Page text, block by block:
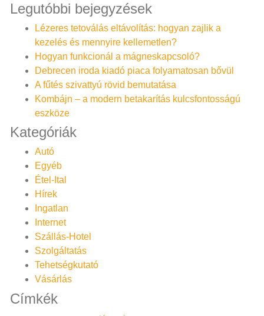
Legutóbbi bejegyzések
Lézeres tetoválás eltávolítás: hogyan zajlik a
kezelés és mennyire kellemetlen?
Hogyan funkcionál a mágneskapcsoló?
Debrecen iroda kiadó piaca folyamatosan bővül
A fűtés szivattyú rövid bemutatása
Kombájn – a modern betakarítás kulcsfontosságú
eszköze
Kategóriák
Autó
Egyéb
Étel-Ital
Hírek
Ingatlan
Internet
Szállás-Hotel
Szolgáltatás
Tehetségkutató
Vásárlás
Címkék